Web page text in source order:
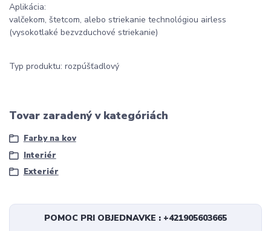
Aplikácia:
valčekom, štetcom, alebo striekanie technológiou airless
(vysokotlaké bezvzduchové striekanie)
Typ produktu: rozpúšťadlový
Tovar zaradený v kategóriách
Farby na kov
Interiér
Exteriér
POMOC PRI OBJEDNAVKE : +421905603665